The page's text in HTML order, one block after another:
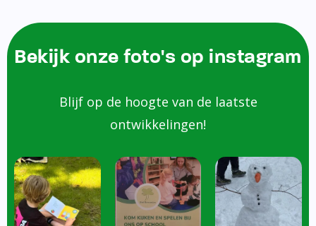
Bekijk onze foto's op instagram
Blijf op de hoogte van de laatste
ontwikkelingen!